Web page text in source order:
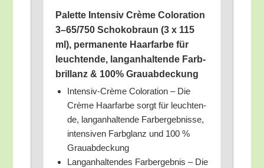
Palet­te Inten­siv Crè­me Colo­ra­ti­on
3–65/750 Scho­ko­braun (3 x 115
ml), per­ma­nen­te Haar­far­be für
leuch­ten­de, lang­an­hal­ten­de Farb­
bril­lanz & 100% Grauabdeckung
Inten­siv-Crè­me Colo­ra­ti­on – Die
Crè­me Haar­far­be sorgt für leuch­ten­
de, lang­an­hal­ten­de Farb­er­geb­nis­se,
inten­si­ven Farb­glanz und 100 %
Grauabdeckung
Lang­an­hal­ten­des Farb­er­geb­nis – Die